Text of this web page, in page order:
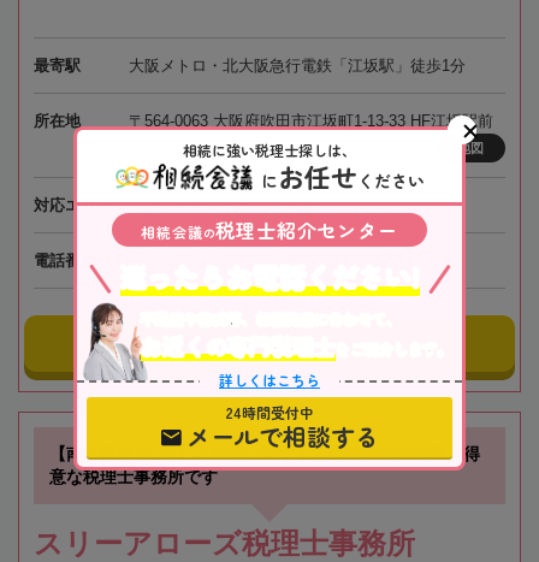
最寄駅 大阪メトロ・北大阪急行電鉄「江坂駅」徒歩1分
所在地
〒564-0063 大阪府吹田市江坂町1-13-33 HF江坂駅前
ビルディング7階
地図
対応エリア 大阪、全国オンライン相談可
電話番号
事務所にメールする
【南方駅徒歩1分】不動産に関する相続や相続税対策が得
意な税理士事務所です
スリーアローズ税理士事務所
相続に強い税理士探しは、
にお任せ ください
相続会議の税理士紹介センター
不動産や株式等、相続資産に合わせて、
お近くの専門税理士
をご紹介します。
詳しくはこちら
24時間受付中
メールで相談する